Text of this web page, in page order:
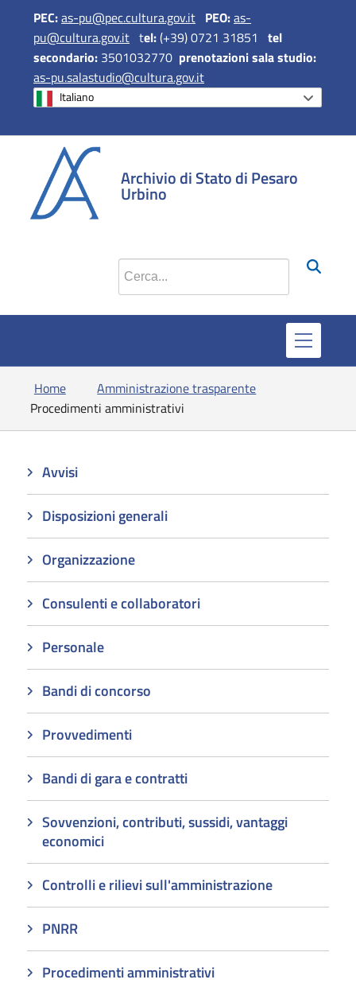
PEC:as-pu@pec.cultura.gov.it PEO:as-
pu@cultura.gov.it tel:(+39) 0721 31851tel
secondario: 3501032770 prenotazioni sala studio:
as-pu.salastudio@cultura.gov.it
Italiano
Archivio di Stato di Pesaro
Urbino
Cerca nel sito
Home
Amministrazione trasparente
Procedimenti amministrativi
Avvisi
Disposizioni generali
Organizzazione
Consulenti e collaboratori
Personale
Bandi di concorso
Provvedimenti
Bandi di gara e contratti
Sovvenzioni, contributi, sussidi, vantaggi
economici
Controlli e rilievi sull'amministrazione
PNRR
Procedimenti amministrativi